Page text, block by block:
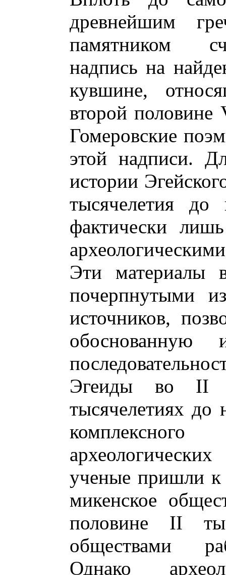
древнейшим
памятником
надпись на
кувшине,
второй
Гомеровские
этой надписи.
истории
тысячелетия до
фактически
Эти материалы
почерпнутыми
источников,
обоснованную
Эгеиды во II
тысячелетиях
ученые пришли к
микенское
половине II
обществами
Однако